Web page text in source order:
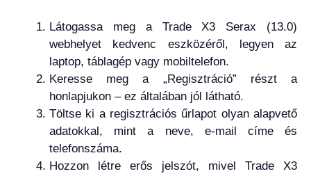
Látogassa meg a Trade X3 Serax (13.0)
webhelyet kedvenc eszközéről, legyen az
laptop, táblagép vagy mobiltelefon.
Keresse meg a „Regisztráció” részt a
honlapjukon – ez általában jól látható.
Töltse ki a regisztrációs űrlapot olyan alapvető
adatokkal, mint a neve, e-mail címe és
telefonszáma.
Hozzon létre erős jelszót, mivel Trade X3